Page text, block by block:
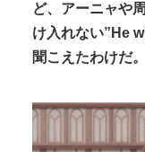
ど、アーニャや
け入れない”He
聞こえたわけだ。